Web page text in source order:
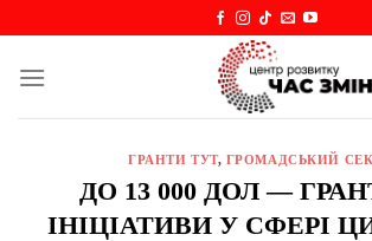
content
ГРАНТИ ТУТ, ГРОМАДСЬКИЙ
ДО 13 000 ДОЛ —
ІНІЦІАТИВИ У СФЕРІ